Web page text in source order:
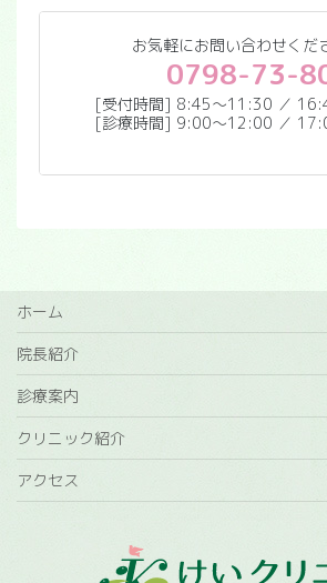
お気軽にお問い合わせくだ
0798-73-
[受付時間] 8:45〜11:30 ／
[診療時間] 9:00〜12:00 ／
ホーム
院長紹介
診療案内
クリニック紹介
アクセス